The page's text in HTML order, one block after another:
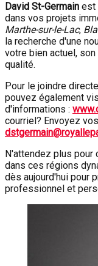
David St-Germain est
dans vos projets
Marthe-sur-le-Lac,
la recherche d'une
votre bien actuel,
qualité.
Pour le joindre
pouvez également
d'informations :
courriel? Envoyez
N'attendez plus
dans ces régions
dès aujourd'hui pour
professionnel et